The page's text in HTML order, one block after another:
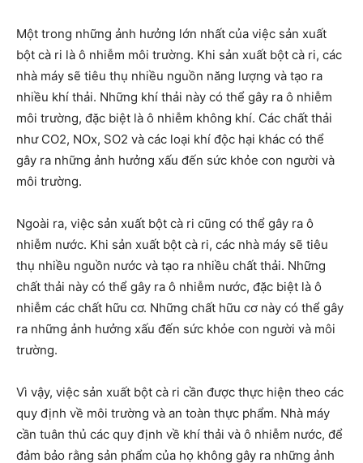
Một trong những ảnh hưởng lớn nhất của việc sản xuất
bột cà ri là ô nhiễm môi trường. Khi sản xuất bột cà ri, các
nhà máy sẽ tiêu thụ nhiều nguồn năng lượng và tạo ra
nhiều khí thải. Những khí thải này có thể gây ra ô nhiễm
môi trường, đặc biệt là ô nhiễm không khí. Các chất thải
như CO2, NOx, SO2 và các loại khí độc hại khác có thể
gây ra những ảnh hưởng xấu đến sức khỏe con người và
môi trường.
Ngoài ra, việc sản xuất bột cà ri cũng có thể gây ra ô
nhiễm nước. Khi sản xuất bột cà ri, các nhà máy sẽ tiêu
thụ nhiều nguồn nước và tạo ra nhiều chất thải. Những
chất thải này có thể gây ra ô nhiễm nước, đặc biệt là ô
nhiễm các chất hữu cơ. Những chất hữu cơ này có thể gây
ra những ảnh hưởng xấu đến sức khỏe con người và môi
trường.
Vì vậy, việc sản xuất bột cà ri cần được thực hiện theo các
quy định về môi trường và an toàn thực phẩm. Nhà máy
cần tuân thủ các quy định về khí thải và ô nhiễm nước, để
đảm bảo rằng sản phẩm của họ không gây ra những ảnh